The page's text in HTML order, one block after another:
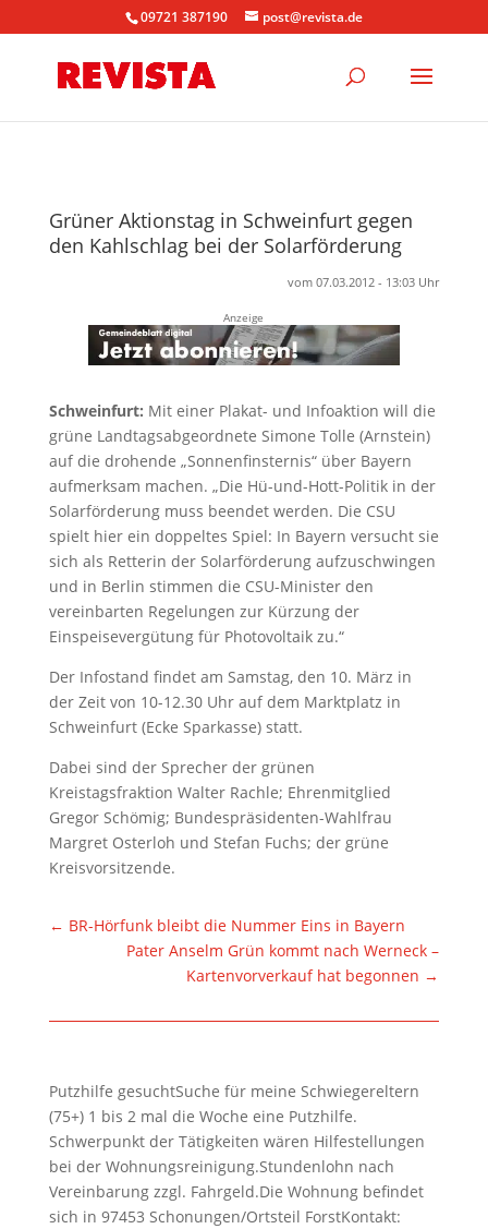
09721 387190 post@revista.de
Grüner Aktionstag in Schweinfurt gegen
den Kahlschlag bei der Solarförderung
vom 07.03.2012 - 13:03 Uhr
Anzeige
Schweinfurt: Mit einer Plakat- und Infoaktion will die
grüne Landtagsabgeordnete Simone Tolle (Arnstein)
auf die drohende „Sonnenfinsternis“ über Bayern
aufmerksam machen. „Die Hü-und-Hott-Politik in der
Solarförderung muss beendet werden. Die CSU
spielt hier ein doppeltes Spiel: In Bayern versucht sie
sich als Retterin der Solarförderung aufzuschwingen
und in Berlin stimmen die CSU-Minister den
vereinbarten Regelungen zur Kürzung der
Einspeisevergütung für Photovoltaik zu.“
Der Infostand findet am Samstag, den 10. März in
der Zeit von 10-12.30 Uhr auf dem Marktplatz in
Schweinfurt (Ecke Sparkasse) statt.
Dabei sind der Sprecher der grünen
Kreistagsfraktion Walter Rachle; Ehrenmitglied
Gregor Schömig; Bundespräsidenten-Wahlfrau
Margret Osterloh und Stefan Fuchs; der grüne
Kreisvorsitzende.
← BR-Hörfunk bleibt die Nummer Eins in Bayern
Pater Anselm Grün kommt nach Werneck –
Kartenvorverkauf hat begonnen →
Putzhilfe gesuchtSuche für meine Schwiegereltern
(75+) 1 bis 2 mal die Woche eine Putzhilfe.
Schwerpunkt der Tätigkeiten wären Hilfestellungen
bei der Wohnungsreinigung.Stundenlohn nach
Vereinbarung zzgl. Fahrgeld.Die Wohnung befindet
sich in 97453 Schonungen/Ortsteil ForstKontakt: